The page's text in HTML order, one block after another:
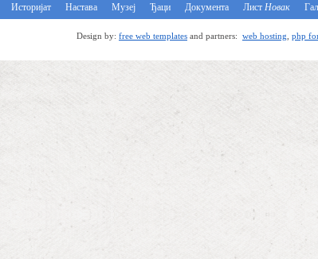
Историјат Настава Музеј Ђаци Документа Лист Новак
Design by: free web templates and partners: web hosting php